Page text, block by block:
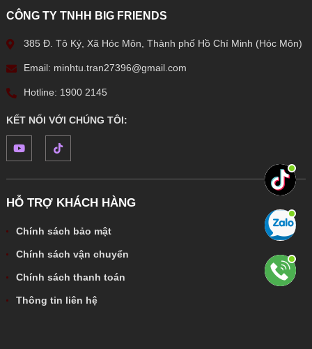
CÔNG TY TNHH BIG FRIENDS
385 Đ. Tô Ký, Xã Hóc Môn, Thành phố Hồ Chí Minh (Hóc Môn)
Email: minhtu.tran27396@gmail.com
Hotline: 1900 2145
KẾT NỐI VỚI CHÚNG TÔI:
HỖ TRỢ KHÁCH HÀNG
Chính sách bảo mật
Chính sách vận chuyển
Chính sách thanh toán
Thông tin liên hệ